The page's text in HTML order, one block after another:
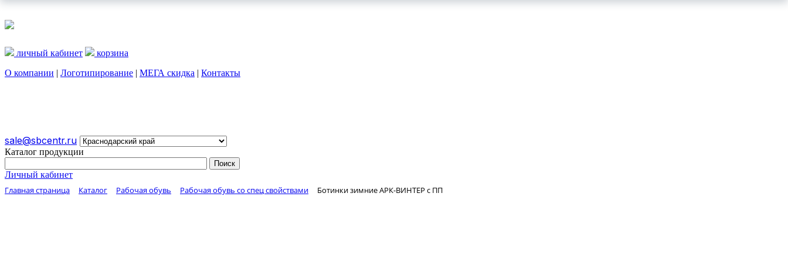
личный кабинет
корзина
О компании | Логотипирование | МЕГА скидка | Контакты
sale@sbcentr.ru
Каталог продукции
Личный кабинет
Главная страница Каталог Рабочая обувь Рабочая обувь со спец свойствами Ботинки зимние АРК-ВИНТЕР с ПП